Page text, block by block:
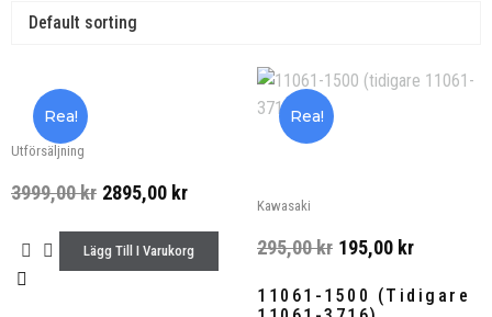
Rea!
Utförsäljning
3999,00kr 2895,00 kr
Lägg Till I Varukorg
Rea!
Kawasaki
11061-1500 (tidigare
295,00kr 195,00 kr